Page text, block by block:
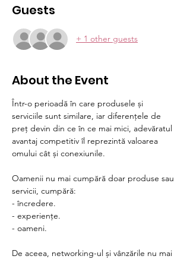
Guests
+ 1 other guests
About the Event
Într-o perioadă în care produsele și
serviciile sunt similare, iar diferențele de
preț devin din ce în ce mai mici, adevăratul
avantaj competitiv îl reprezintă valoarea
omului cât și conexiunile.
Oamenii nu mai cumpără doar produse sau
servicii, cumpără:
- încredere.
- experiențe.
- oameni.
De aceea, networking-ul și vânzările nu mai